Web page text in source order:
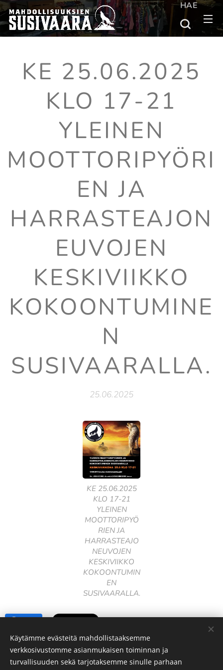
HAE
KE 25.06.2025
KLO 17-21
YLEINEN
MOOTTORIPYÖRI
EN JA
HARRASTEAJON
EUVOJEN
KESKIVIIKKO
KOKOONTUMINE
N
SUSIVAARALLA.
25.06.2025
KE 25.06.2025
KLO 17-21
YLEINEN
MOOTTORIPYÖ
RIEN JA
HARRASTEAJO
NEUVOJEN
KESKIVIIKKO
KOKOONTUMIN
EN
SUSIVAARALLA.
Käytämme evästeitä mahdollistaaksemme
verkkosivustomme asianmukaisen toiminnan ja
turvallisuuden sekä tarjotaksemme sinulle parhaan